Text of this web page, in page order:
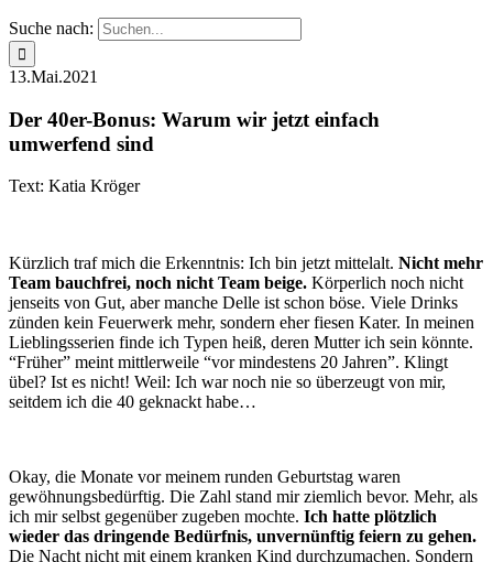
Suche nach:
13.Mai.2021
Der 40er-Bonus: Warum wir jetzt einfach
umwerfend sind
Text: Katia Kröger
Kürzlich traf mich die Erkenntnis: Ich bin jetzt mittelalt. Nicht mehr
Team bauchfrei, noch nicht Team beige. Körperlich noch nicht
jenseits von Gut, aber manche Delle ist schon böse. Viele Drinks
zünden kein Feuerwerk mehr, sondern eher fiesen Kater. In meinen
Lieblingsserien finde ich Typen heiß, deren Mutter ich sein könnte.
“Früher” meint mittlerweile “vor mindestens 20 Jahren”. Klingt
übel? Ist es nicht! Weil: Ich war noch nie so überzeugt von mir,
seitdem ich die 40 geknackt habe…
Okay, die Monate vor meinem runden Geburtstag waren
gewöhnungsbedürftig. Die Zahl stand mir ziemlich bevor. Mehr, als
ich mir selbst gegenüber zugeben mochte. Ich hatte plötzlich
wieder das dringende Bedürfnis, unvernünftig feiern zu gehen.
Die Nacht nicht mit einem kranken Kind durchzumachen. Sondern